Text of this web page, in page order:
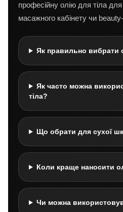
професійну олію для тіла
масажного кабінету чи
Як правильно вибрати
Як часто можна
тіла?
Що обрати для сухої
Коли краще наносити
Чи можна